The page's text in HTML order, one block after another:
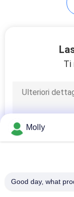
Ti
Molly
Good day, what